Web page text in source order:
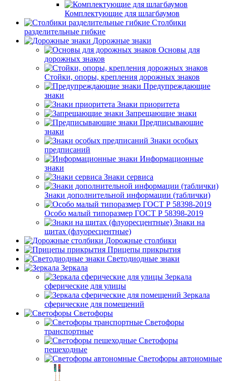
Комплектующие для шлагбаумов
Столбики
разделительные гибкие
Дорожные знаки
Основы для
дорожных знаков
Стойки, опоры, крепления дорожных знаков
Предупреждающие
знаки
Знаки приоритета
Запрещающие знаки
Предписывающие
знаки
Знаки особых
предписаний
Информационные
знаки
Знаки сервиса
Знаки дополнительной информации (таблички)
Особо малый типоразмер ГОСТ Р 58398-2019
Знаки на
щитах (флуоресцентные)
Дорожные столбики
Прицепы прикрытия
Светодиодные знаки
Зеркала
Зеркала
сферические для улицы
Зеркала
сферические для помещений
Светофоры
Светофоры
транспортные
Светофоры
пешеходные
Светофоры автономные